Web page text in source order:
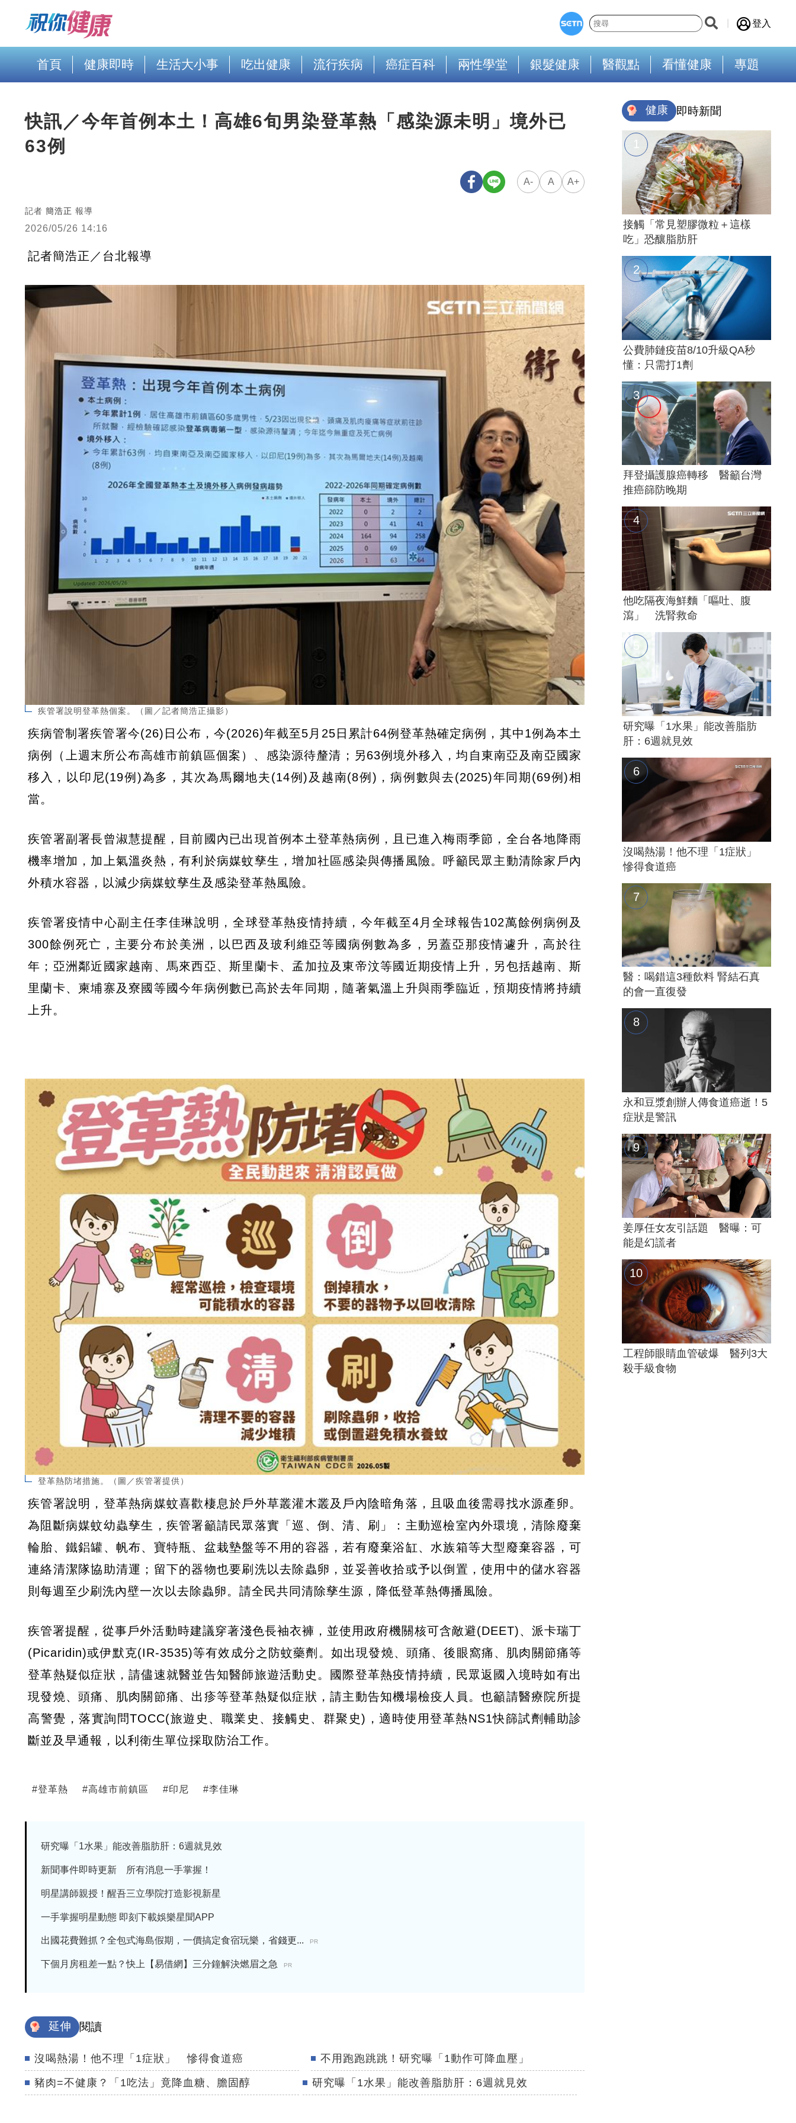
登入
首頁 健康即時 生活大小事 吃出健康 流行疾病 癌症百科 兩性學堂 銀髮健康 醫觀點 看懂健康 專題
快訊／今年首例本土！高雄6旬男染登革熱「感染源未明」境外已
63例
A- A A+
記者 簡浩正 報導
2026/05/26 14:16
記者簡浩正／台北報導
疾管署說明登革熱個案。（圖／記者簡浩正攝影）
疾病管制署疾管署今(26)日公布，今(2026)年截至5月25日累計64例登革熱確定病例，其中1例為本土
病例（上週末所公布高雄市前鎮區個案）、感染源待釐清；另63例境外移入，均自東南亞及南亞國家
移入，以印尼(19例)為多，其次為馬爾地夫(14例)及越南(8例)，病例數與去(2025)年同期(69例)相
當。
疾管署副署長曾淑慧提醒，目前國內已出現首例本土登革熱病例，且已進入梅雨季節，全台各地降雨
機率增加，加上氣溫炎熱，有利於病媒蚊孳生，增加社區感染與傳播風險。呼籲民眾主動清除家戶內
外積水容器，以減少病媒蚊孳生及感染登革熱風險。
疾管署疫情中心副主任李佳琳說明，全球登革熱疫情持續，今年截至4月全球報告102萬餘例病例及
300餘例死亡，主要分布於美洲，以巴西及玻利維亞等國病例數為多，另蓋亞那疫情遽升，高於往
年；亞洲鄰近國家越南、馬來西亞、斯里蘭卡、孟加拉及東帝汶等國近期疫情上升，另包括越南、斯
里蘭卡、柬埔寨及寮國等國今年病例數已高於去年同期，隨著氣溫上升與雨季臨近，預期疫情將持續
上升。
登革熱防堵措施。（圖／疾管署提供）
疾管署說明，登革熱病媒蚊喜歡棲息於戶外草叢灌木叢及戶內陰暗角落，且吸血後需尋找水源產卵。
為阻斷病媒蚊幼蟲孳生，疾管署籲請民眾落實「巡、倒、清、刷」：主動巡檢室內外環境，清除廢棄
輪胎、鐵鋁罐、帆布、寶特瓶、盆栽墊盤等不用的容器，若有廢棄浴缸、水族箱等大型廢棄容器，可
連絡清潔隊協助清運；留下的器物也要刷洗以去除蟲卵，並妥善收拾或予以倒置，使用中的儲水容器
則每週至少刷洗內壁一次以去除蟲卵。請全民共同清除孳生源，降低登革熱傳播風險。
疾管署提醒，從事戶外活動時建議穿著淺色長袖衣褲，並使用政府機關核可含敵避(DEET)、派卡瑞丁
(Picaridin)或伊默克(IR-3535)等有效成分之防蚊藥劑。如出現發燒、頭痛、後眼窩痛、肌肉關節痛等
登革熱疑似症狀，請儘速就醫並告知醫師旅遊活動史。國際登革熱疫情持續，民眾返國入境時如有出
現發燒、頭痛、肌肉關節痛、出疹等登革熱疑似症狀，請主動告知機場檢疫人員。也籲請醫療院所提
高警覺，落實詢問TOCC(旅遊史、職業史、接觸史、群聚史)，適時使用登革熱NS1快篩試劑輔助診
斷並及早通報，以利衛生單位採取防治工作。
#登革熱 #高雄市前鎮區 #印尼 #李佳琳
研究曝「1水果」能改善脂肪肝：6週就見效
新聞事件即時更新 所有消息一手掌握！
明星講師親授！醒吾三立學院打造影視新星
一手掌握明星動態 即刻下載娛樂星聞APP
出國花費難抓？全包式海島假期，一價搞定食宿玩樂，省錢更... PR
下個月房租差一點？快上【易借網】三分鐘解決燃眉之急 PR
延伸 閱讀
沒喝熱湯！他不理「1症狀」 慘得食道癌 不用跑跑跳跳！研究曝「1動作可降血壓」
豬肉=不健康？「1吃法」竟降血糖、膽固醇 研究曝「1水果」能改善脂肪肝：6週就見效
健康 即時新聞
接觸「常見塑膠微粒＋這樣
吃」恐釀脂肪肝
公費肺鏈疫苗8/10升級QA秒
懂：只需打1劑
拜登攝護腺癌轉移 醫籲台灣
推癌篩防晚期
他吃隔夜海鮮麵「嘔吐、腹
瀉」 洗腎救命
研究曝「1水果」能改善脂肪
肝：6週就見效
沒喝熱湯！他不理「1症狀」
慘得食道癌
醫：喝錯這3種飲料 腎結石真
的會一直復發
永和豆漿創辦人傳食道癌逝！5
症狀是警訊
姜厚任女友引話題 醫曝：可
能是幻謊者
工程師眼睛血管破爆 醫列3大
殺手級食物